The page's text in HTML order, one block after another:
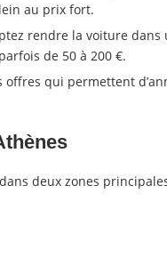
au prix fort.
rendre la voiture dans
de 50 à 200 €.
offres qui permettent
deux zones